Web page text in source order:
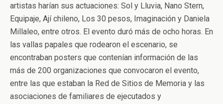
artistas harían sus actuaciones: Sol y Lluvia, Nano Stern,
Equipaje, Ají chileno, Los 30 pesos, Imaginación y Daniela
Millaleo, entre otros. El evento duró más de ocho horas. En
las vallas papales que rodearon el escenario, se
encontraban posters que contenían información de las
más de 200 organizaciones que convocaron el evento,
entre las que estaban la Red de Sitios de Memoria y las
asociaciones de familiares de ejecutados y